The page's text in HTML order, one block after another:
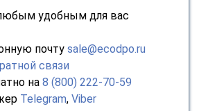
удобным для вас
почту sale@ecodpo.ru
связи
на 8 (800) 222-70-59
Telegram, Viber